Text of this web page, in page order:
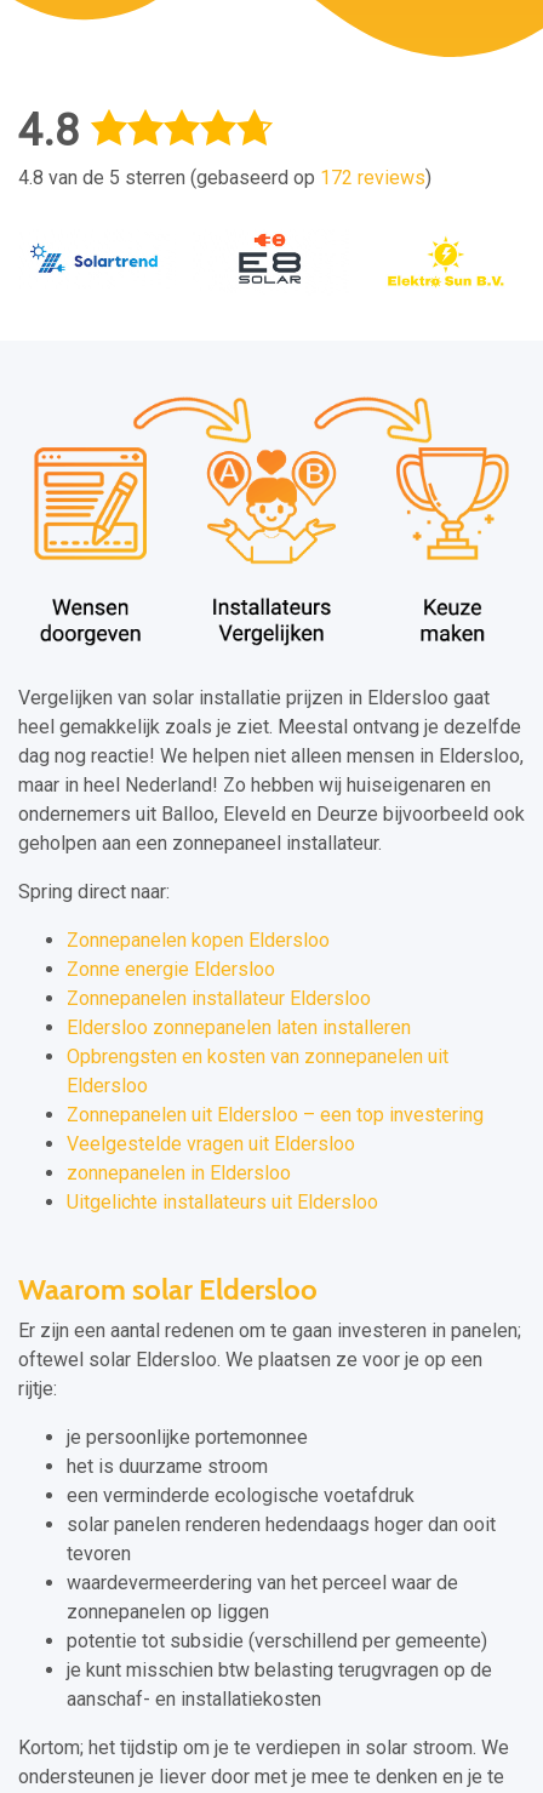
4.8
4.8 van de 5 sterren (gebaseerd op 172 reviews)
Vergelijken van solar installatie prijzen in Eldersloo gaat
heel gemakkelijk zoals je ziet. Meestal ontvang je dezelfde
dag nog reactie! We helpen niet alleen mensen in Eldersloo,
maar in heel Nederland! Zo hebben wij huiseigenaren en
ondernemers uit Balloo, Eleveld en Deurze bijvoorbeeld ook
geholpen aan een zonnepaneel installateur.
Spring direct naar:
Zonnepanelen kopen Eldersloo
Zonne energie Eldersloo
Zonnepanelen installateur Eldersloo
Eldersloo zonnepanelen laten installeren
Opbrengsten en kosten van zonnepanelen uit
Eldersloo
Zonnepanelen uit Eldersloo – een top investering
Veelgestelde vragen uit Eldersloo
zonnepanelen in Eldersloo
Uitgelichte installateurs uit Eldersloo
Waarom solar Eldersloo
Er zijn een aantal redenen om te gaan investeren in panelen;
oftewel solar Eldersloo. We plaatsen ze voor je op een
rijtje:
je persoonlijke portemonnee
het is duurzame stroom
een verminderde ecologische voetafdruk
solar panelen renderen hedendaags hoger dan ooit
tevoren
waardevermeerdering van het perceel waar de
zonnepanelen op liggen
potentie tot subsidie (verschillend per gemeente)
je kunt misschien btw belasting terugvragen op de
aanschaf- en installatiekosten
Kortom; het tijdstip om je te verdiepen in solar stroom. We
ondersteunen je liever door met je mee te denken en je te